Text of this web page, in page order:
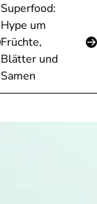
Superfood:
Hype um
Früchte,
Blätter und
Samen